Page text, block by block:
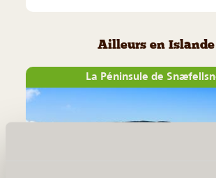
Ailleurs en Islande
La Péninsule de